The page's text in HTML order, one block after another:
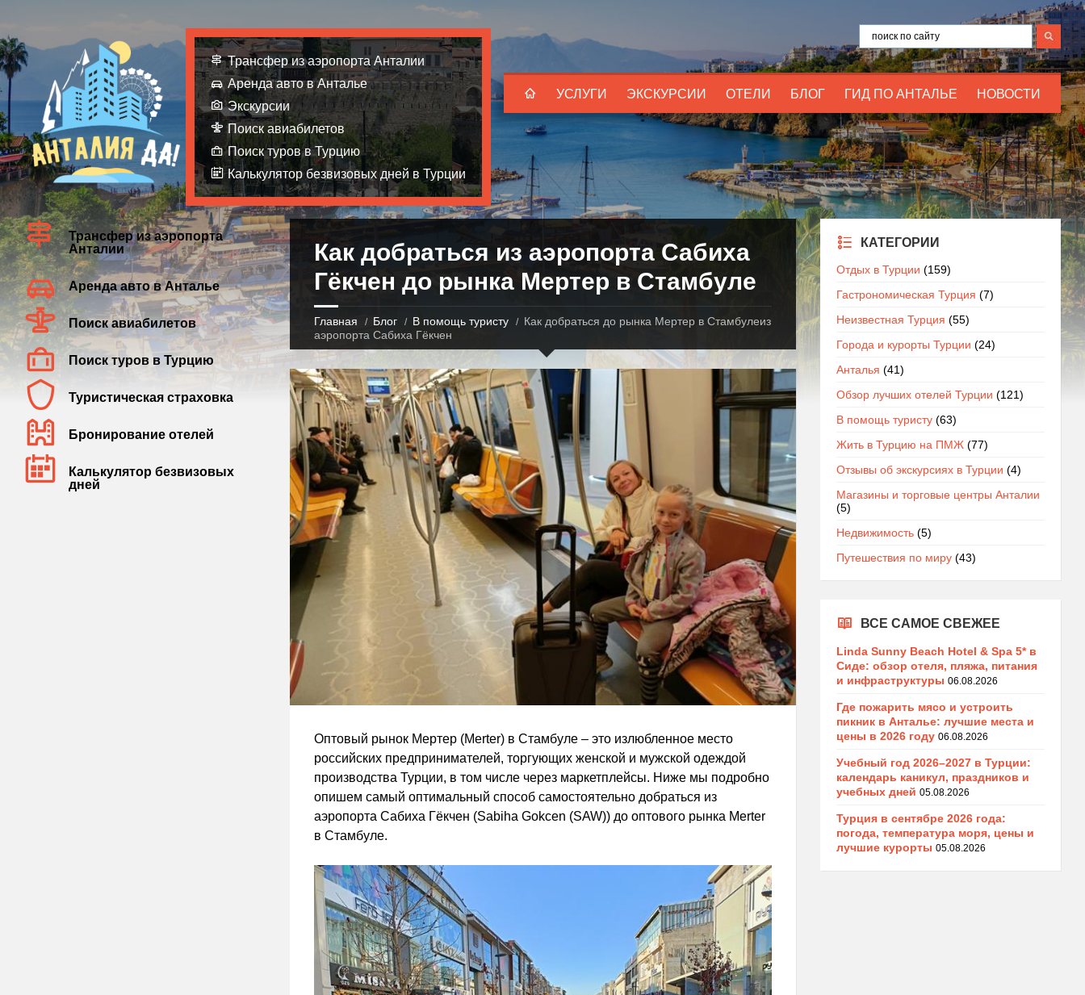
УСЛУГИ ЭКСКУРСИИ ОТЕЛИ БЛОГ ГИД ПО АНТАЛЬЕ НОВОСТИ
Трансфер из аэропорта Анталии
Аренда авто в Анталье
Экскурсии
Поиск авиабилетов
Поиск туров в Турцию
Калькулятор безвизовых дней в Турции
Как добраться из аэропорта Сабиха
Гёкчен до рынка Мертер в Стамбуле
Главная Блог В помощь туристу
Как добраться до рынка Мертер в Стамбулеиз
аэропорта Сабиха Гёкчен
Оптовый рынок Мертер (Merter) в Стамбуле – это излюбленное место
российских предпринимателей, торгующих женской и мужской одеждой
производства Турции, в том числе через маркетплейсы. Ниже мы подробно
опишем самый оптимальный способ самостоятельно добраться из
аэропорта Сабиха Гёкчен (Sabiha Gokcen (SAW)) до оптового рынка Merter
в Стамбуле.
Трансфер из аэропорта
Анталии
Аренда авто в Анталье
Поиск авиабилетов
Поиск туров в Турцию
Туристическая страховка
Бронирование отелей
Калькулятор безвизовых
дней
КАТЕГОРИИ
Отдых в Турции (159)
Гастрономическая Турция (7)
Неизвестная Турция (55)
Города и курорты Турции (24)
Анталья (41)
Обзор лучших отелей Турции (121)
В помощь туристу(63)
Жить в Турцию на ПМЖ(77)
Отзывы об экскурсиях в Турции (4)
Магазины и торговые центры Анталии
(5)
Недвижимость(5)
Путешествия по миру(43)
ВСЕ САМОЕ СВЕЖЕЕ
Linda Sunny Beach Hotel & Spa 5* в
Сиде: обзор отеля, пляжа, питания
и инфраструктуры 06.08.2026
Где пожарить мясо и устроить
пикник в Анталье: лучшие места и
цены в 2026 году 06.08.2026
Учебный год 2026–2027 в Турции:
календарь каникул, праздников и
учебных дней 05.08.2026
Турция в сентябре 2026 года:
погода, температура моря, цены и
лучшие курорты 05.08.2026